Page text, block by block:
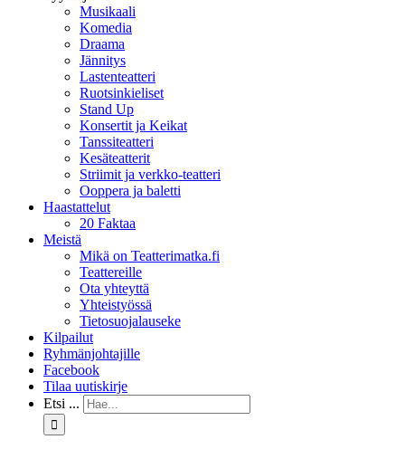
Musikaali
Komedia
Draama
Jännitys
Lastenteatteri
Ruotsinkieliset
Stand Up
Konsertit ja Keikat
Tanssiteatteri
Kesäteatterit
Striimit ja verkko-teatteri
Ooppera ja baletti
Haastattelut
20 Faktaa
Meistä
Mikä on Teatterimatka.fi
Teattereille
Ota yhteyttä
Yhteistyössä
Tietosuojalauseke
Kilpailut
Ryhmänjohtajille
Facebook
Tilaa uutiskirje
Etsi ...